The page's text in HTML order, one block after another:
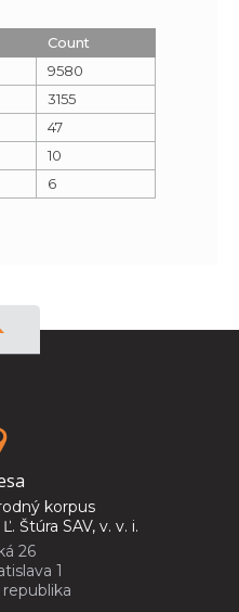
Count
9580
3155
47
10
6
korpus
Štúra SAV, v. v. i.
26
1